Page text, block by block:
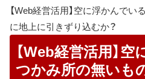
【Web経営活用】空に浮かんでい
に地上に引きずり込むか？
【Web経営活用】空
つかみ所の無いも